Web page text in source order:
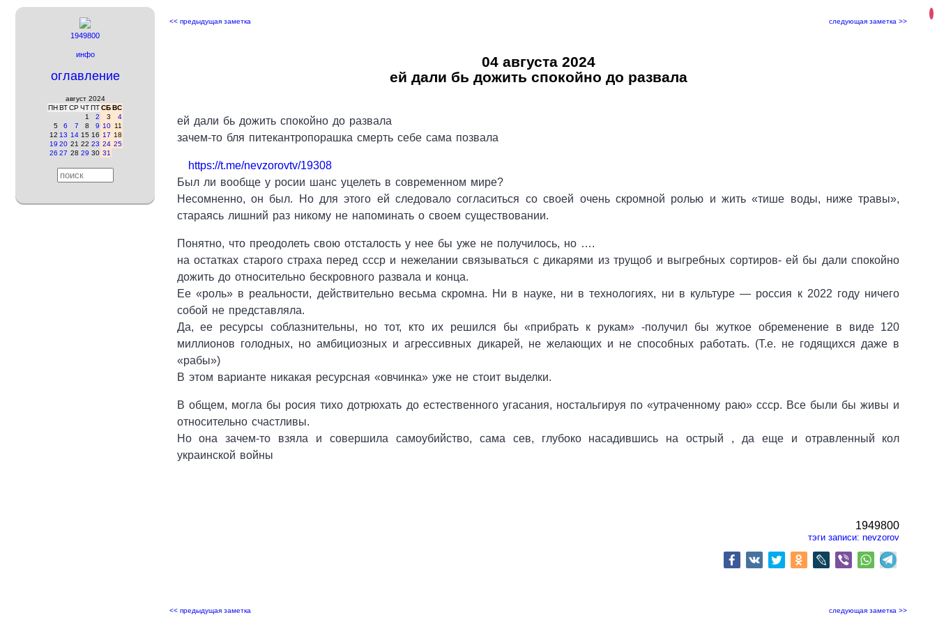
1949800
инфо
оглавление
август 2024
ПНВТСР ЧТПТСБВС
1
2 3
4
5
6 7 8 9 10 11
12 13 14 15 16 17 18
19 20 21 22 23 24 25
26 27 28 29 30 31
<< предыдущая заметка следующая заметка >>
04 августа 2024
ей дали бь дожить спокойно до развала
ей дали бь дожить спокойно до развала
зачем-то бля питекантропорашка смерть себе сама позвала
https://t.me/nevzorovtv/19308
Был ли вообще у росии шанс уцелеть в современном мире?
Несомненно, он был. Но для этого ей следовало согласиться со своей очень скромной ролью и жить «тише воды, ниже травы»,
стараясь лишний раз никому не напоминать о своем существовании.
Понятно, что преодолеть свою отсталость у нее бы уже не получилось, но ….
на остатках старого страха перед ссср и нежелании связываться с дикарями из трущоб и выгребных сортиров- ей бы дали спокойно
дожить до относительно бескровного развала и конца.
Ее «роль» в реальности, действительно весьма скромна. Ни в науке, ни в технологиях, ни в культуре — россия к 2022 году ничего
собой не представляла.
Да, ее ресурсы соблазнительны, но тот, кто их решился бы «прибрать к рукам» -получил бы жуткое обременение в виде 120
миллионов голодных, но амбициозных и агрессивных дикарей, не желающих и не способных работать. (Т.е. не годящихся даже в
«рабы»)
В этом варианте никакая ресурсная «овчинка» уже не стоит выделки.
В общем, могла бы росия тихо дотрюхать до естественного угасания, ностальгируя по «утраченному раю» ссср. Все были бы живы и
относительно счастливы.
Но она зачем-то взяла и совершила самоубийство, сама сев, глубоко насадившись на острый , да еще и отравленный кол
украинской войны
1949800
тэги записи: nevzorov
<< предыдущая заметка следующая заметка >>